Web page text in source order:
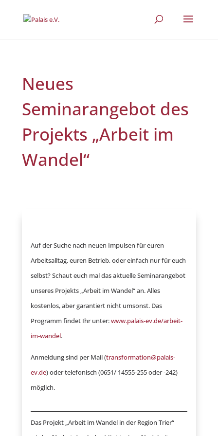
Neues
Seminarangebot des
Projekts „Arbeit im
Wandel“
Auf der Suche nach neuen Impulsen für euren
Arbeitsalltag, euren Betrieb, oder einfach nur für euch
selbst? Schaut euch mal das aktuelle Seminarangebot
unseres Projekts „Arbeit im Wandel“ an. Alles
kostenlos, aber garantiert nicht umsonst. Das
Programm findet Ihr unter:www.palais-ev.de/arbeit-
im-wandel.
Anmeldung sind per Mail (transformation@palais-
ev.de) oder telefonisch (0651/ 14555-255 oder -242)
möglich.
Das Projekt „Arbeit im Wandel in der Region Trier“